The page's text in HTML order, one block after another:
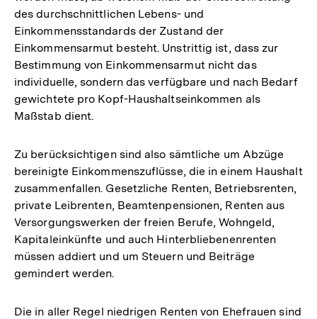
des durchschnittlichen Lebens- und
Einkommensstandards der Zustand der
Einkommensarmut besteht. Unstrittig ist, dass zur
Bestimmung von Einkommensarmut nicht das
individuelle, sondern das verfügbare und nach Bedarf
gewichtete pro Kopf-Haushaltseinkommen als
Maßstab dient.
Zu berücksichtigen sind also sämtliche um Abzüge
bereinigte Einkommenszuflüsse, die in einem Haushalt
zusammenfallen. Gesetzliche Renten, Betriebsrenten,
private Leibrenten, Beamtenpensionen, Renten aus
Versorgungswerken der freien Berufe, Wohngeld,
Kapitaleinkünfte und auch Hinterbliebenenrenten
müssen addiert und um Steuern und Beiträge
gemindert werden.
Die in aller Regel niedrigen Renten von Ehefrauen sind